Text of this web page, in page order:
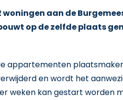
aan de
op de zelfde plaats
appartementen
en wordt het
weken kan gestart worden